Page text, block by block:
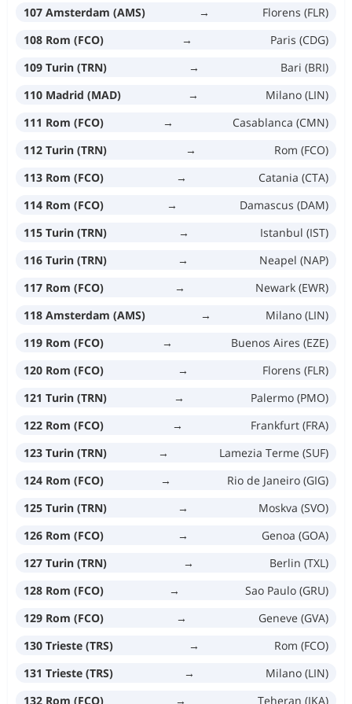
107 Amsterdam (AMS)
→
Florens (FLR)
108 Rom (FCO)
→
Paris (CDG)
109 Turin (TRN)
→
Bari (BRI)
110 Madrid (MAD)
→
Milano (LIN)
111 Rom (FCO)
→
Casablanca (CMN)
112 Turin (TRN)
→
Rom (FCO)
113 Rom (FCO)
→
Catania (CTA)
114 Rom (FCO)
→
Damascus (DAM)
115 Turin (TRN)
→
Istanbul (IST)
116 Turin (TRN)
→
Neapel (NAP)
117 Rom (FCO)
→
Newark (EWR)
118 Amsterdam (AMS)
→
Milano (LIN)
119 Rom (FCO)
→
Buenos Aires (EZE)
120 Rom (FCO)
→
Florens (FLR)
121 Turin (TRN)
→
Palermo (PMO)
122 Rom (FCO)
→
Frankfurt (FRA)
123 Turin (TRN)
→
Lamezia Terme (SUF)
124 Rom (FCO)
→
Rio de Janeiro (GIG)
125 Turin (TRN)
→
Moskva (SVO)
126 Rom (FCO)
→
Genoa (GOA)
127 Turin (TRN)
→
Berlin (TXL)
128 Rom (FCO)
→
Sao Paulo (GRU)
129 Rom (FCO)
→
Geneve (GVA)
130 Trieste (TRS)
→
Rom (FCO)
131 Trieste (TRS)
→
Milano (LIN)
132 Rom (FCO)
→ Teheran (IKA)